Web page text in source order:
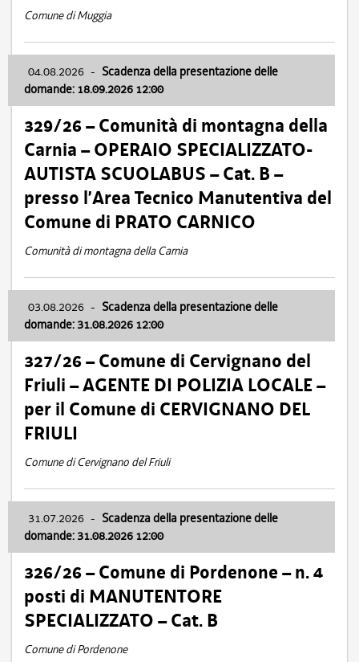
Comune di Muggia
04.08.2026 - Scadenza della presentazione delle
domande: 18.09.2026 12:00
329/26 – Comunità di montagna della
Carnia – OPERAIO SPECIALIZZATO-
AUTISTA SCUOLABUS – Cat. B –
presso l’Area Tecnico Manutentiva del
Comune di PRATO CARNICO
Comunità di montagna della Carnia
03.08.2026 - Scadenza della presentazione delle
domande: 31.08.2026 12:00
327/26 – Comune di Cervignano del
Friuli – AGENTE DI POLIZIA LOCALE –
per il Comune di CERVIGNANO DEL
FRIULI
Comune di Cervignano del Friuli
31.07.2026 - Scadenza della presentazione delle
domande: 31.08.2026 12:00
326/26 – Comune di Pordenone – n. 4
posti di MANUTENTORE
SPECIALIZZATO – Cat. B
Comune di Pordenone